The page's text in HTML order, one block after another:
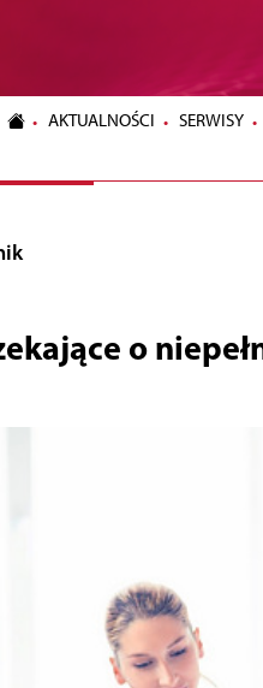
AKTUALNOŚCI SERWISY
o